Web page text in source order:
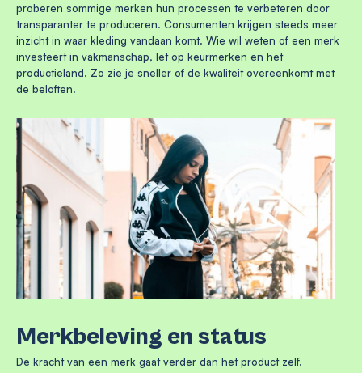
proberen sommige merken hun processen te verbeteren door
transparanter te produceren. Consumenten krijgen steeds meer
inzicht in waar kleding vandaan komt. Wie wil weten of een merk
investeert in vakmanschap, let op keurmerken en het
productieland. Zo zie je sneller of de kwaliteit overeenkomt met
de beloften.
Merkbeleving en status
De kracht van een merk gaat verder dan het product zelf.